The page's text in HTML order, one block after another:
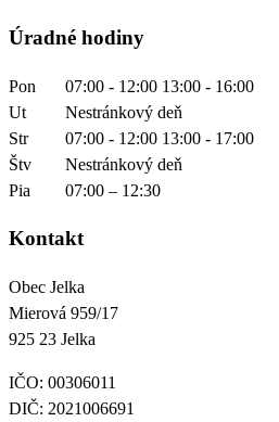
Úradné hodiny
Pon
07:00 - 12:00 13:00 - 16:00
Ut
Nestránkový deň
Str
07:00 - 12:00 13:00 - 17:00
Štv
Nestránkový deň
Pia
07:00 – 12:30
Kontakt
Obec Jelka
Mierová 959/17
925 23 Jelka
IČO: 00306011
DIČ: 2021006691